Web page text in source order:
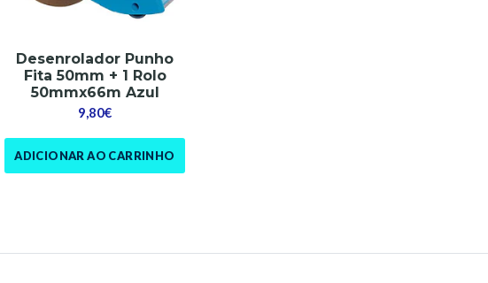
Desenrolador Punho
Fita 50mm + 1 Rolo
50mmx66m Azul
9,80€
ADICIONAR AO CARRINHO